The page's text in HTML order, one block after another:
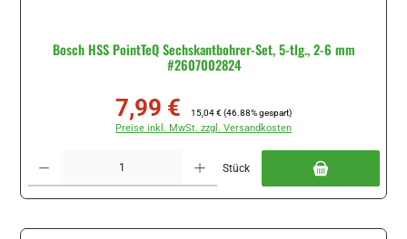
Bosch HSS PointTeQ Sechskantbohrer-Set, 5-tlg., 2-6 mm
#2607002824
Verkaufspreis:
7,99 € 15,04 € (46.88% gespart)
Preise inkl. MwSt. zzgl. Versandkosten
Stück